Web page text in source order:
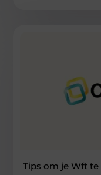
Tips om je Wft te